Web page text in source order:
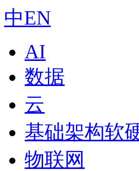
中EN
AI
数据
云
基础架构软
物联网